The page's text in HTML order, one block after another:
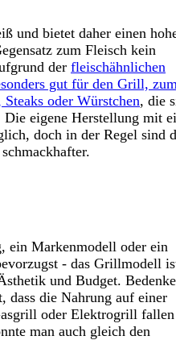
und bietet daher einen
zum Fleisch kein
der fleischähnlichen
gut für den Grill,
oder Würstchen, die
Die eigene Herstellung mit
doch in der Regel sind
ein Markenmodell oder ein
- das Grillmodell
und Budget.
dass die Nahrung auf einer
oder Elektrogrill fallen
man auch gleich den